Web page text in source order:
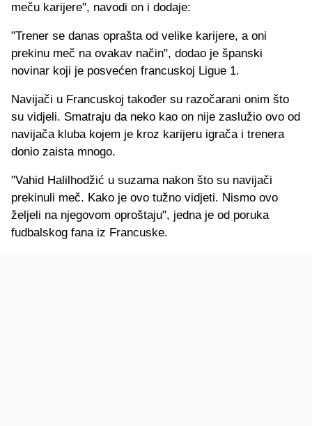
meču karijere", navodi on i dodaje:
"Trener se danas oprašta od velike karijere, a oni
prekinu meč na ovakav način", dodao je španski
novinar koji je posvećen francuskoj Ligue 1.
Navijači u Francuskoj također su razočarani onim što
su vidjeli. Smatraju da neko kao on nije zaslužio ovo od
navijača kluba kojem je kroz karijeru igrača i trenera
donio zaista mnogo.
"Vahid Halilhodžić u suzama nakon što su navijači
prekinuli meč. Kako je ovo tužno vidjeti. Nismo ovo
željeli na njegovom oproštaju", jedna je od poruka
fudbalskog fana iz Francuske.